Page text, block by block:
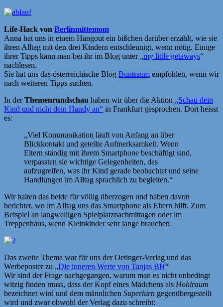
Life-Hack von Berlinmittemom
Anna hat uns in einem Hangout ein bißchen darüber erzählt, wie sie
ihren Alltag mit den drei Kindern entschleunigt, wenn nötig. Einige
ihrer Tipps kann man bei ihr im Blog unter „my little getaways“
nachlesen.
Sie hat uns das österreichische Blog Buntraum empfohlen, wenn wir
nach weiteren Tipps suchen.
In derThemenrundschau haben wir über die Aktion „Schau dein
Kind und nicht dein Handy an“ in Frankfurt gesprochen. Dort heisst
es:
„Viel Kommunikation läuft von Anfang an über
Blickkontakt und geteilte Aufmerksamkeit. Wenn
Eltern ständig mit ihrem Smartphone beschäftigt sind,
verpassten sie wichtige Gelegenheiten, das
aufzugreifen, was ihr Kind gerade beobachtet und seine
Handlungen im Alltag sprachlich zu begleiten.“
Wir halten das beide für völlig überzogen und haben davon
berichtet, wo im Alltag uns das Smartphone als Eltern hilft. Zum
Beispiel an langweiligen Spielplatznachmittagen oder im
Treppenhaus, wenn Kleinkinder sehr lange brauchen.
Das zweite Thema war für uns der Oetinger-Verlag und das
Werbeposter zu „Die inneren Werte von Tanjas BH“
Wir sind der Frage nachgegangen, warum man es nicht unbedingt
witzig finden muss, dass der Kopf eines Mädchens als Hohlraum
bezeichnet wird und dem männlichen Superhirn gegenübergestellt
wird und zwar obwohl der Verlag dazu schreibt: